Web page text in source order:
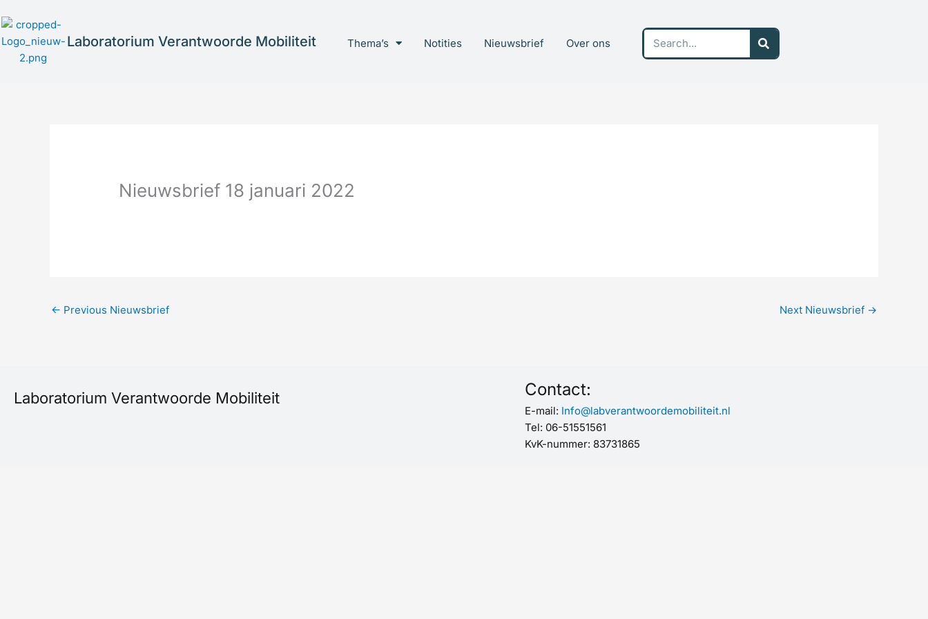
to
content
Laboratorium Verantwoorde Mobiliteit Thema’s Notities Nieuwsbrief Over ons
Search
Nieuwsbrief 18 januari 2022
← Previous Nieuwsbrief Next Nieuwsbrief →
Laboratorium Verantwoorde Mobiliteit Contact:
E-mail: Info@labverantwoordemobiliteit.nl
Tel: 06-51551561
KvK-nummer: 83731865